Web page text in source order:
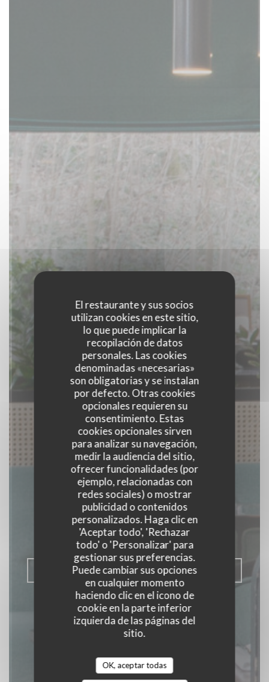
El restaurante y sus socios
utilizan cookies en este sitio,
lo que puede implicar la
recopilación de datos
personales. Las cookies
denominadas «necesarias»
son obligatorias y se instalan
por defecto. Otras cookies
opcionales requieren su
consentimiento. Estas
cookies opcionales sirven
para analizar su navegación,
medir la audiencia del sitio,
ofrecer funcionalidades (por
ejemplo, relacionadas con
redes sociales) o mostrar
publicidad o contenidos
personalizados. Haga clic en
'Aceptar todo', 'Rechazar
todo' o 'Personalizar' para
gestionar sus preferencias.
Puede cambiar sus opciones
en cualquier momento
haciendo clic en el icono de
cookie en la parte inferior
izquierda de las páginas del
sitio.
OK, aceptar todas
Brasserie du Château
Demeures de Campagne
BRASSERIE RESTAURANT|MAFFLIERS
RESERVAR UNA MESA